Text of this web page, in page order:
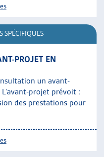
SPÉCIFIQUES
PROJET EN
un avant-
projet prévoit :
des prestations pour